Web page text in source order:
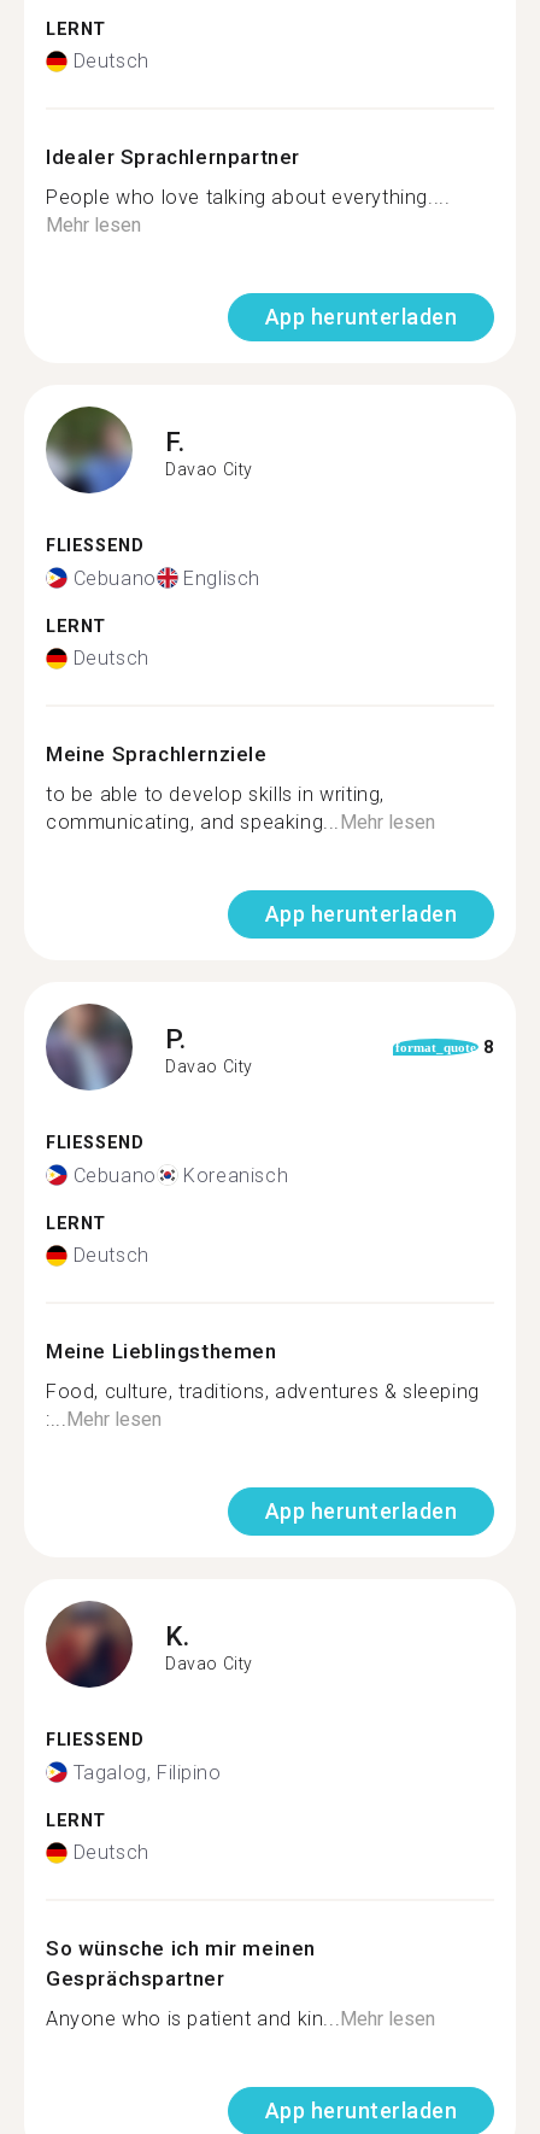
LERNT
Deutsch
Idealer Sprachlernpartner
People who love talking about everything....
Mehr lesen
App herunterladen
F.
Davao City
FLIESSEND
Cebuano Englisch
LERNT
Deutsch
Meine Sprachlernziele
to be able to develop skills in writing,
communicating, and speaking...Mehr lesen
App herunterladen
P.
Davao City
format_quote 8
FLIESSEND
Cebuano Koreanisch
LERNT
Deutsch
Meine Lieblingsthemen
Food, culture, traditions, adventures & sleeping
:...Mehr lesen
App herunterladen
K.
Davao City
FLIESSEND
Tagalog, Filipino
LERNT
Deutsch
So wünsche ich mir meinen
Gesprächspartner
Anyone who is patient and kin...Mehr lesen
App herunterladen